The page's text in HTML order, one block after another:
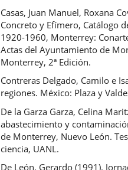
Casas, Juan Manuel, Roxana
Concreto y Efímero, Catálogo
1920-1960, Monterrey:
Actas del Ayuntamiento de
Monterrey, 2ª Edición.
Contreras Delgado, Camilo e
regiones. México: Plaza y
De la Garza Garza, Celina
abastecimiento y
de Monterrey, Nuevo León.
ciencia, UANL.
De León, Gerardo (1991).